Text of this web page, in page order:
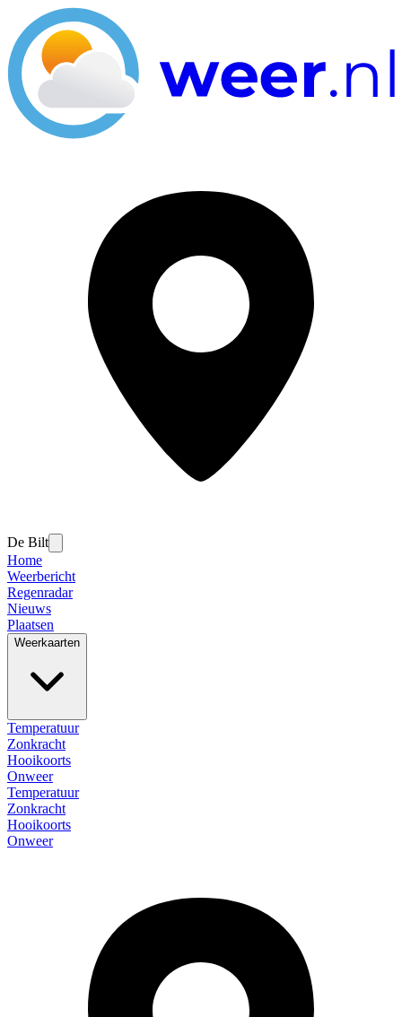
De Bilt
Home
Weerbericht
Regenradar
Nieuws
Plaatsen
Weerkaarten
Temperatuur
Zonkracht
Hooikoorts
Onweer
Temperatuur
Zonkracht
Hooikoorts
Onweer